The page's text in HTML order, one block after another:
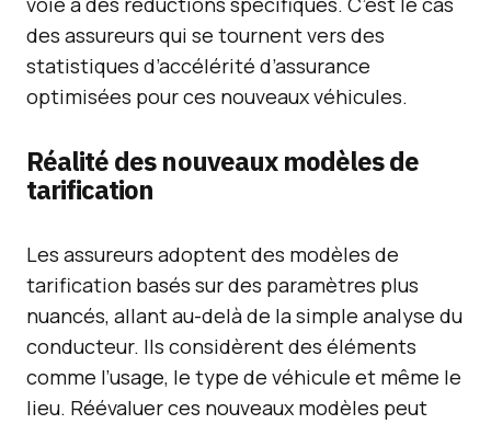
des assureurs qui se tournent vers des
statistiques d’accélérité d’assurance
optimisées pour ces nouveaux véhicules.
Réalité des nouveaux modèles de
tarification
Les assureurs adoptent des modèles de
tarification basés sur des paramètres plus
nuancés, allant au-delà de la simple analyse du
conducteur. Ils considèrent des éléments
comme l’usage, le type de véhicule et même le
lieu. Réévaluer ces nouveaux modèles peut